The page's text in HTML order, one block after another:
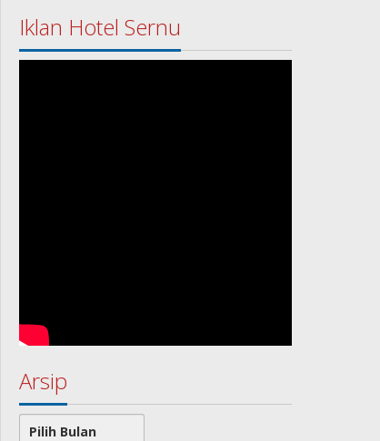
Iklan Hotel Sernu
Arsip
Arsip